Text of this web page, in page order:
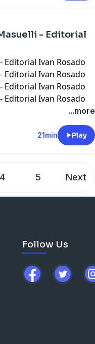
- Editorial
Editorial Ivan Rosado
Editorial Ivan Rosado
Editorial Ivan Rosado
Editorial Ivan Rosado
...more
21min Play
4 5 Next
Follow Us